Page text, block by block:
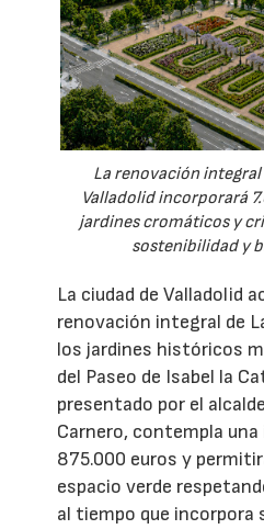
La renovación integral
Valladolid incorporará
jardines cromáticos y
sostenibilidad y
La ciudad de Valladolid
renovación integral de
los jardines históricos
del Paseo de Isabel la
presentado por el
Carnero, contempla
875.000 euros y
espacio verde
al tiempo que incorpora